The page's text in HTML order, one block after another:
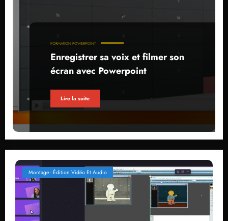
FORMATION POWERPOINT
Enregistrer sa voix et filmer son
écran avec Powerpoint
Lire la suite
Montage - Édition Vidéo Et Audio